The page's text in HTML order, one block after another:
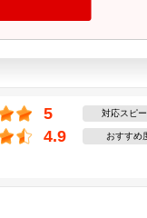
5 対応スピ
4.9 おすすめ